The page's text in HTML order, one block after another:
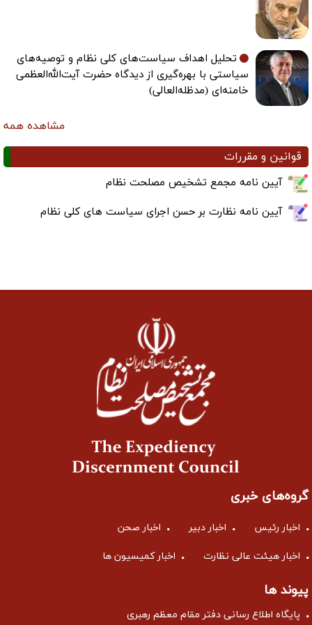
تحلیل اهداف سیاست‌های کلی نظام و توصیه‌های
سیاستی با بهره‌گیری از دیدگاه حضرت آیت‌الله‌العظمی
خامنه‌ای (مدظله‌العالی)
مشاهده همه
قوانین و مقررات
آیین نامه مجمع تشخیص مصلحت نظام
آیین نامه نظارت بر حسن اجرای سیاست های کلی نظام
گروه‌های خبری
اخبار رئیس اخبار دبیر اخبار صحن
اخبار هیئت عالی نظارت اخبار کمیسیون ها
پیوند ها
پایگاه اطلاع رسانی دفتر مقام معظم رهبری